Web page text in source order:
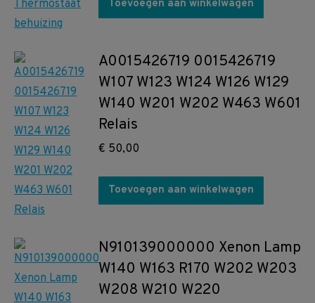
Toevoegen aan winkelwagen
A0015426719 0015426719
W107 W123 W124 W126 W129
W140 W201 W202 W463 W601
Relais
€ 50,00
Toevoegen aan winkelwagen
N910139000000 Xenon Lamp
W140 W163 R170 W202 W203
W208 W210 W220